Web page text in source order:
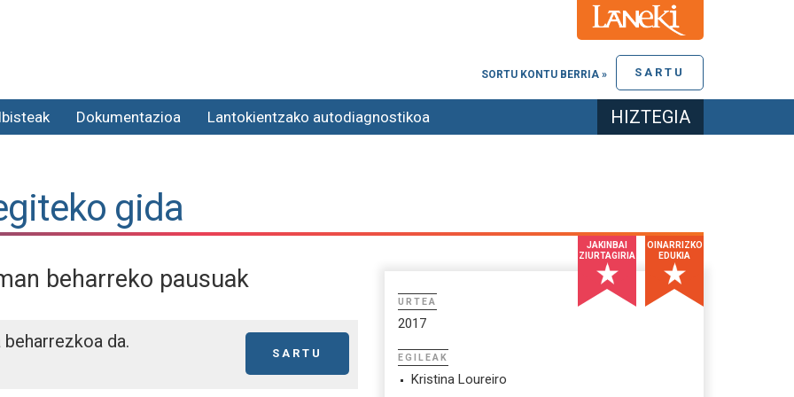
SARTU
SORTU KONTU BERRIA »
Dokumentazioa Lantokientzako autodiagnostikoa HIZTEGIA
gida
beharreko pausuak
da.
SARTU
JAKINBAI
ZIURTAGIRIA
OINARRIZKO
EDUKIA
URTEA
2017
EGILEAK
Kristina Loureiro